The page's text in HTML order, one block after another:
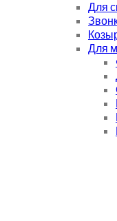
Для
Для